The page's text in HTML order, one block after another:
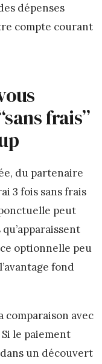
dépenses
compte courant
frais”
du partenaire
3 fois sans frais
peut
optionnelle peu
fond
avec
le paiement
un découvert